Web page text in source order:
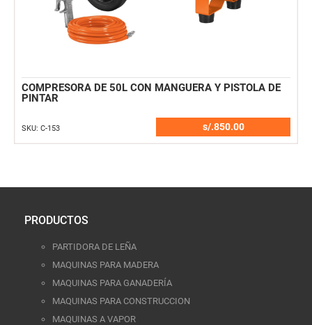
COMPRESORA DE 50L CON MANGUERA Y PISTOLA DE
PINTAR
SKU: C-153 s/.850.00
PRODUCTOS
PARTIDORA DE LEÑA
MAQUINAS PARA MADERA
MAQUINAS PARA GANADERÍA
MAQUINAS PARA CONSTRUCCION
MAQUINAS A VAPOR